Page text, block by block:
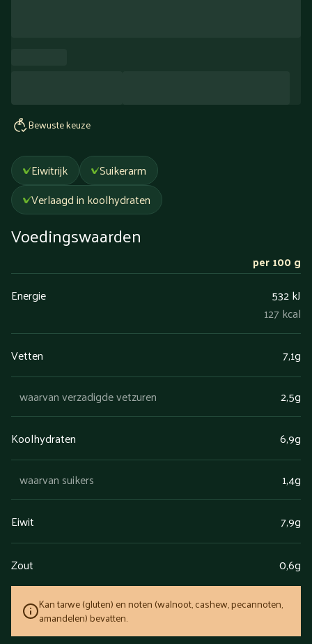
Bewuste keuze
Eiwitrijk
Suikerarm
Verlaagd in koolhydraten
Voedingswaarden
per 100 g
Energie
532 kJ
127 kcal
Vetten 7,1g
waarvan verzadigde vetzuren 2,5g
Koolhydraten 6,9g
waarvan suikers 1,4g
Eiwit 7,9g
Zout 0,6g
Kan tarwe (gluten) en noten (walnoot, cashew, pecannoten,
amandelen) bevatten.